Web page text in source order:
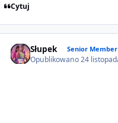
Cytuj
Słupek Senior Member
Opublikowano24